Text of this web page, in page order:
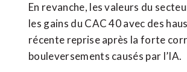
En revanche, les valeurs du
les gains du CAC 40 ​avec des
récente reprise après la forte
bouleversements causés par l’IA.